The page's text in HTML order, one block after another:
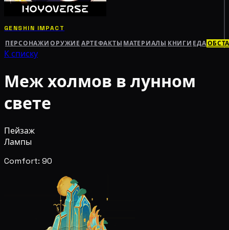
GENSHIN IMPACT
ПЕРСОНАЖИ ОРУЖИЕ АРТЕФАКТЫ МАТЕРИАЛЫ КНИГИ ЕДА
К списку
Меж холмов в лунном
свете
Пейзаж
Лампы
Comfort: 90